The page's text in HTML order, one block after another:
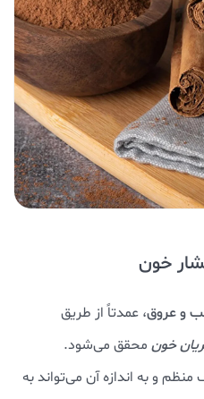
و عروق، عمدتاً از طریق
خون محقق می‌شود.
و به اندازه آن می‌تواند به